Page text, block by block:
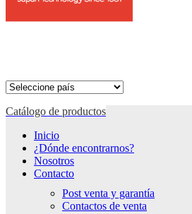
Catálogo de productos
Inicio
¿Dónde encontrarnos?
Nosotros
Contacto
Post venta y garantía
Contactos de venta